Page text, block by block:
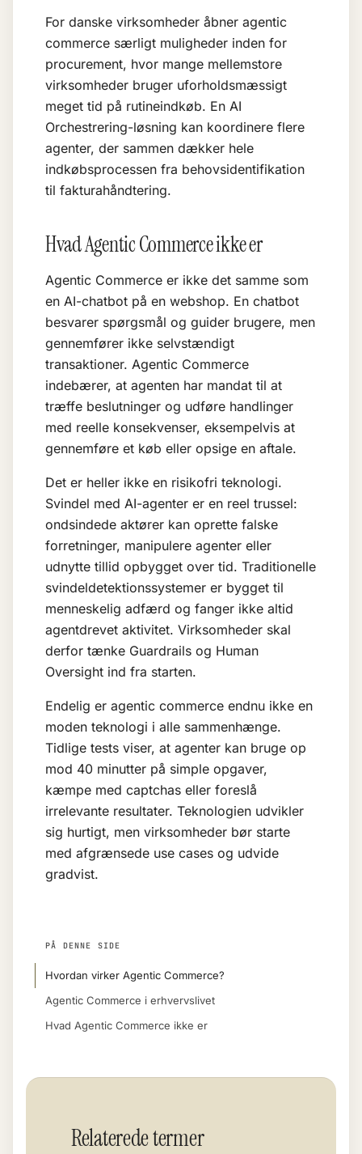
For danske virksomheder åbner agentic
commerce særligt muligheder inden for
procurement, hvor mange mellemstore
virksomheder bruger uforholdsmæssigt
meget tid på rutineindkøb. En AI
Orchestrering-løsning kan koordinere flere
agenter, der sammen dækker hele
indkøbsprocessen fra behovsidentifikation
til fakturahåndtering.
Hvad Agentic Commerce ikke er
Agentic Commerce er ikke det samme som
en AI-chatbot på en webshop. En chatbot
besvarer spørgsmål og guider brugere, men
gennemfører ikke selvstændigt
transaktioner. Agentic Commerce
indebærer, at agenten har mandat til at
træffe beslutninger og udføre handlinger
med reelle konsekvenser, eksempelvis at
gennemføre et køb eller opsige en aftale.
Det er heller ikke en risikofri teknologi.
Svindel med AI-agenter er en reel trussel:
ondsindede aktører kan oprette falske
forretninger, manipulere agenter eller
udnytte tillid opbygget over tid. Traditionelle
svindeldetektionssystemer er bygget til
menneskelig adfærd og fanger ikke altid
agentdrevet aktivitet. Virksomheder skal
derfor tænke Guardrails og Human
Oversight ind fra starten.
Endelig er agentic commerce endnu ikke en
moden teknologi i alle sammenhænge.
Tidlige tests viser, at agenter kan bruge op
mod 40 minutter på simple opgaver,
kæmpe med captchas eller foreslå
irrelevante resultater. Teknologien udvikler
sig hurtigt, men virksomheder bør starte
med afgrænsede use cases og udvide
gradvist.
PÅ DENNE SIDE
Hvordan virker Agentic Commerce?
Agentic Commerce i erhvervslivet
Hvad Agentic Commerce ikke er
Relaterede termer